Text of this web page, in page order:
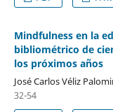
Mindfulness en la
bibliométrico de
los próximos años
José Carlos Véliz
32-54